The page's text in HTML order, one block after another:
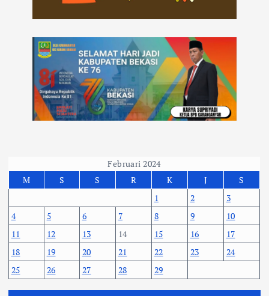
Februari 2024
M
S S R K J
S
1
2
3
4
5 6 7 8 9
10
11
12 13 14 15 16
17
18
19 20 21 22 23
24
25
26 27 28 29